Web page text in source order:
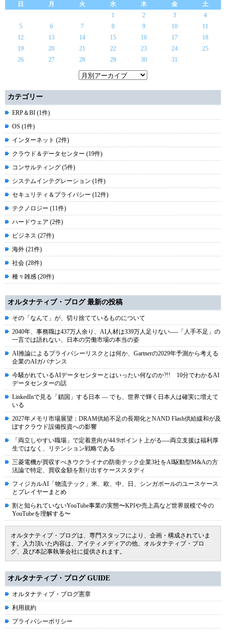
日
月 火 水 木 金
土
1
2 3
4
5
6 7 8 9 10
11
12
13 14 15 16 17
18
19
20 21 22 23 24
25
26
27 28 29 30 31
カテゴリー
ERP＆BI (1件)
OS (1件)
インターネット (2件)
クラウド＆データセンター (19件)
コンサルティング (5件)
システムインテグレーション (1件)
セキュリティ＆プライバシー (12件)
テクノロジー (11件)
ハードウェア (2件)
ビジネス (27件)
海外 (21件)
社会 (28件)
種々雑感 (20件)
オルタナティブ・ブログ 最新の投稿
その「なんて」が、切り捨てているものについて
2040年、事務職は437万人余り、AI人材は339万人足りない----「人手不足」の
一言では語れない、日本の労働市場の本当の姿
AI推論によるプライバシーリスクとは何か、Gartnerの2029年予測から考える
企業のAIガバナンス
今騒がれているAIデータセンターとはいったい何なのか?!! 10分でわかるAI
データセンターの話
LinkedInで見る「鎖国」する日本 ― でも、世界で輝く日本人は確実に増えて
いる
2027年メモリ市場展望：DRAM供給不足の長期化とNAND Flash供給緩和が及
ぼすクラウド設備投資への影響
「両立しやすい職場」で定着意向が44.9ポイント上がる----両立支援は福利厚
生ではなく、リテンション戦略である
三菱電機が買収すべきウクライナの防衛テック企業3社をAI駆動型M&Aの方
法論で特定、買収金額を割り出すケーススタディ
フィジカルAI「物流テック」米、欧、中、日、シンガポールのユースケース
とプレイヤーまとめ
割と知られていないYouTube事業の実態〜KPIや売上高など世界規模で今の
YouTubeを理解する〜
オルタナティブ・ブログは、専門スタッフにより、企画・構成されていま
す。入力頂いた内容は、アイティメディアの他、オルタナティブ・ブロ
グ、及び本記事執筆会社に提供されます。
オルタナティブ・ブログ GUIDE
オルタナティブ・ブログ憲章
利用規約
プライバシーポリシー